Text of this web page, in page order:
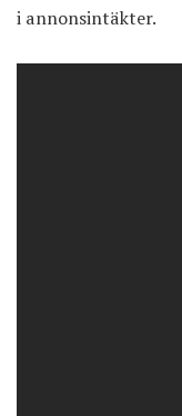
i annonsintäkter.